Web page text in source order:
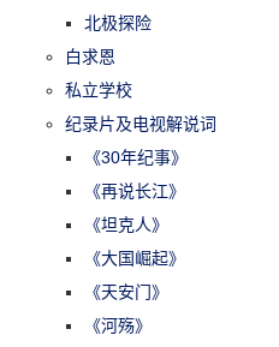
北极探险
白求恩
私立学校
纪录片及电视解说词
《30年纪事》
《再说长江》
《坦克人》
《大国崛起》
《天安门》
《河殇》